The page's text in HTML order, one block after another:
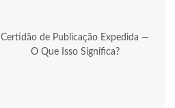
Certidão de Publicação Expedida —
O Que Isso Significa?